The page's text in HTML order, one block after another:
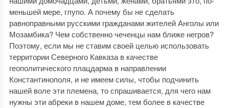
меньшей мере, глупо. А почему бы не сделать
равноправными русскими гражданами жителей Анголы или
Мозамбика? Чем собственно чеченцы нам ближе негров?
Поэтому, если мы не ставим своей целью использовать
территории Северного Кавказа в качестве
геополитического плацдарма в направлении
Константинополя, и не имеем силы, чтобы подчинить
нашей воле эти племена, то спрашивается, для чего нам
нужны эти абреки в нашем доме, тем более в качестве